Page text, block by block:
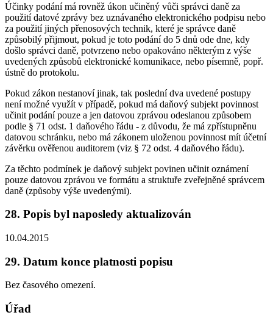
Účinky podání má rovněž úkon učiněný vůči správci daně za
použití datové zprávy bez uznávaného elektronického podpisu nebo
za použití jiných přenosových technik, které je správce daně
způsobilý přijmout, pokud je toto podání do 5 dnů ode dne, kdy
došlo správci daně, potvrzeno nebo opakováno některým z výše
uvedených způsobů elektronické komunikace, nebo písemně, popř.
ústně do protokolu.
Pokud zákon nestanoví jinak, tak poslední dva uvedené postupy
není možné využít v případě, pokud má daňový subjekt povinnost
učinit podání pouze a jen datovou zprávou odeslanou způsobem
podle § 71 odst. 1 daňového řádu - z důvodu, že má zpřístupněnu
datovou schránku, nebo má zákonem uloženou povinnost mít účetní
závěrku ověřenou auditorem (viz § 72 odst. 4 daňového řádu).
Za těchto podmínek je daňový subjekt povinen učinit oznámení
pouze datovou zprávou ve formátu a struktuře zveřejněné správcem
daně (způsoby výše uvedenými).
28. Popis byl naposledy aktualizován
10.04.2015
29. Datum konce platnosti popisu
Bez časového omezení.
Úřad